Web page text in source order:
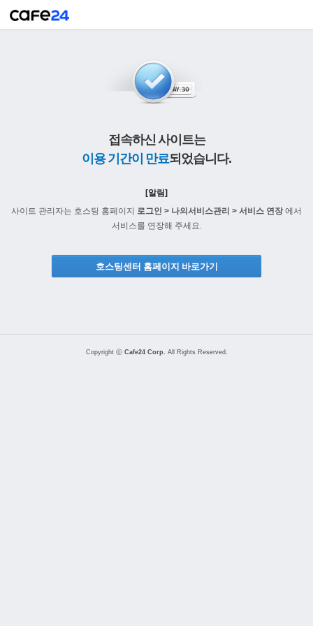
접속하신 사이트는
이용 기간이 만료되었습니다.
[알림]
사이트 관리자는 호스팅 홈페이지 로그인 > 나의서비스관리 > 서비스 연장에서
서비스를 연장해 주세요.
호스팅센터 홈페이지 바로가기
Copyright ⓒ Cafe24 Corp. All Rights Reserved.